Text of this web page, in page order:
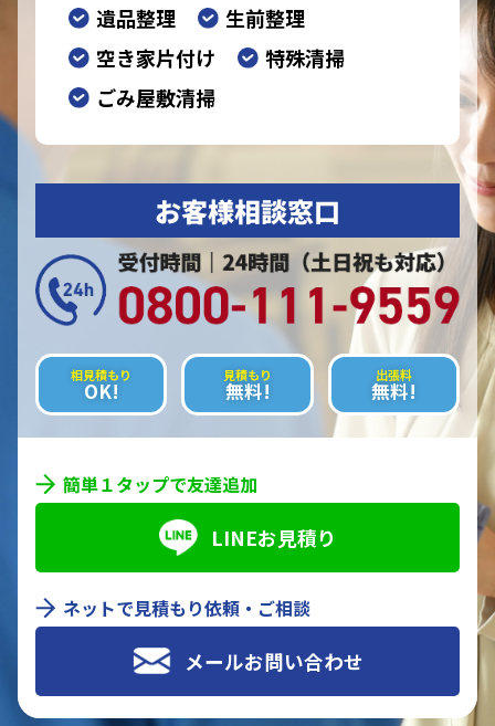
遺品整理
生前整理
空き家片付け
特殊清掃
ごみ屋敷清掃
お客様相談窓口
相見積もり
OK!
見積もり
無料!
出張料
無料!
簡単１タップで友達追加
LINEお見積り
ネットで見積もり依頼・ご相談
メールお問い合わせ